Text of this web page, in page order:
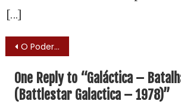
[…]
O Poderoso Benson (Benson – 1979) – Elenco
One Reply to “Galáctica –
(Battlestar Galactica – 1978)”